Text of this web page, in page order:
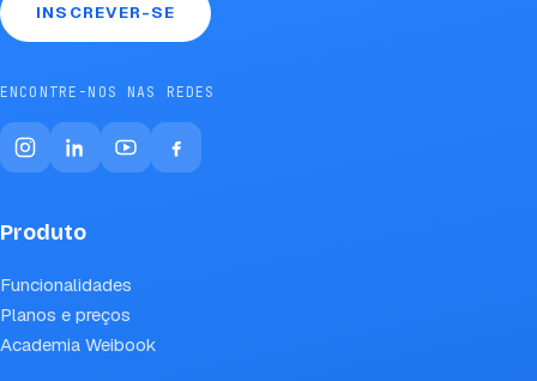
INSCREVER-SE
ENCONTRE-NOS NAS REDES
Produto
Funcionalidades
Planos e preços
Academia Weibook